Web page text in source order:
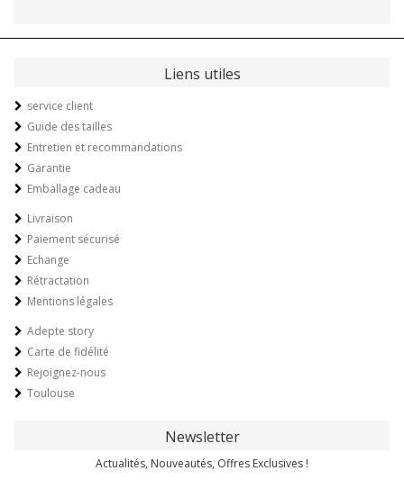
Liens utiles
service client
Guide des tailles
Entretien et recommandations
Garantie
Emballage cadeau
Livraison
Paiement sécurisé
Echange
Rétractation
Mentions légales
Adepte story
Carte de fidélité
Rejoignez-nous
Toulouse
Newsletter
Actualités, Nouveautés, Offres Exclusives !